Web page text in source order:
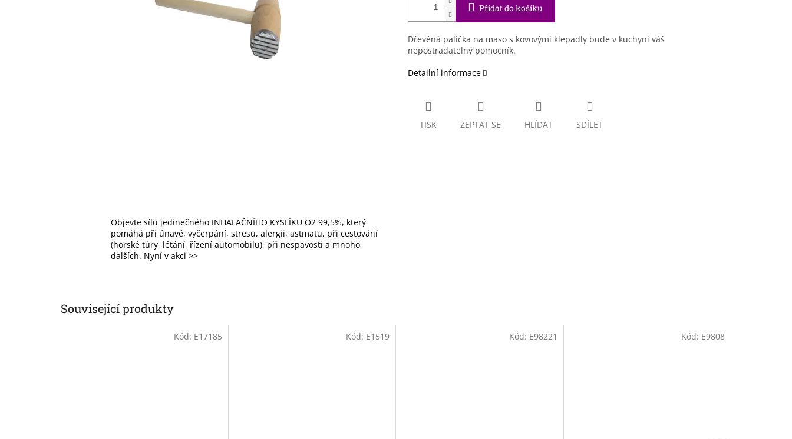
Přidat do košíku
Dřevěná palička na maso s kovovými klepadly bude v kuchyni váš
nepostradatelný pomocník.
Detailní informace
TISK ZEPTAT SE HLÍDAT SDÍLET
Objevte sílu jedinečného INHALAČNÍHO KYSLÍKU O2 99,5%, který
pomáhá při únavě, vyčerpání, stresu, alergii, astmatu, při cestování
(horské túry, létání, řízení automobilu), při nespavosti a mnoho
dalších. Nyní v akci >>
Související produkty
Kód: E17185 Kód: E1519 Kód: E98221 Kód: E9808